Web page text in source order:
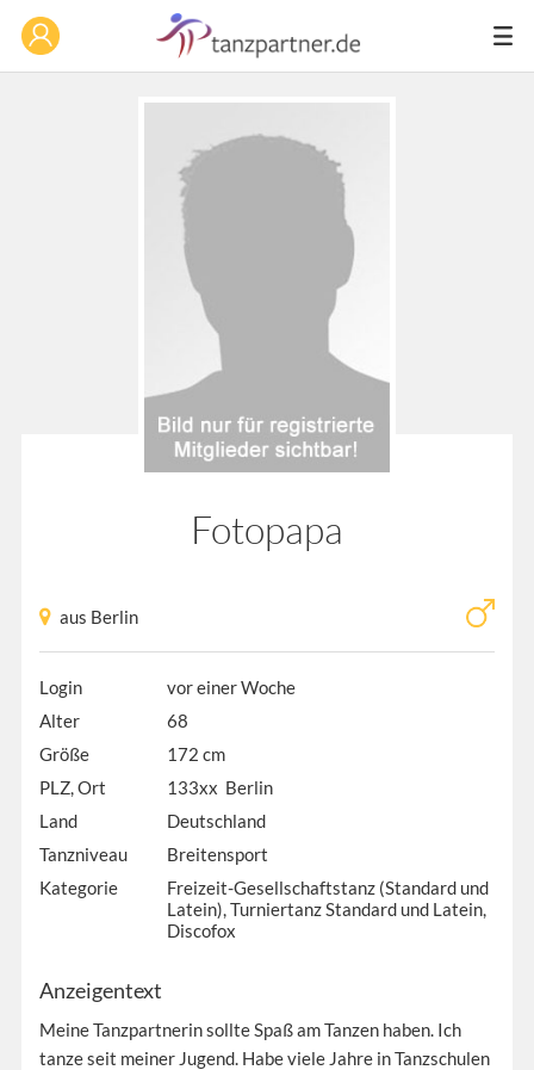
Fotopapa
aus Berlin
Login
vor einer Woche
Alter
68
Größe
172 cm
PLZ, Ort
133xx Berlin
Land
Deutschland
Tanzniveau
Breitensport
Kategorie
Freizeit-Gesellschaftstanz (Standard und
Latein), Turniertanz Standard und Latein,
Discofox
Anzeigentext
Meine Tanzpartnerin sollte Spaß am Tanzen haben. Ich
tanze seit meiner Jugend. Habe viele Jahre in Tanzschulen